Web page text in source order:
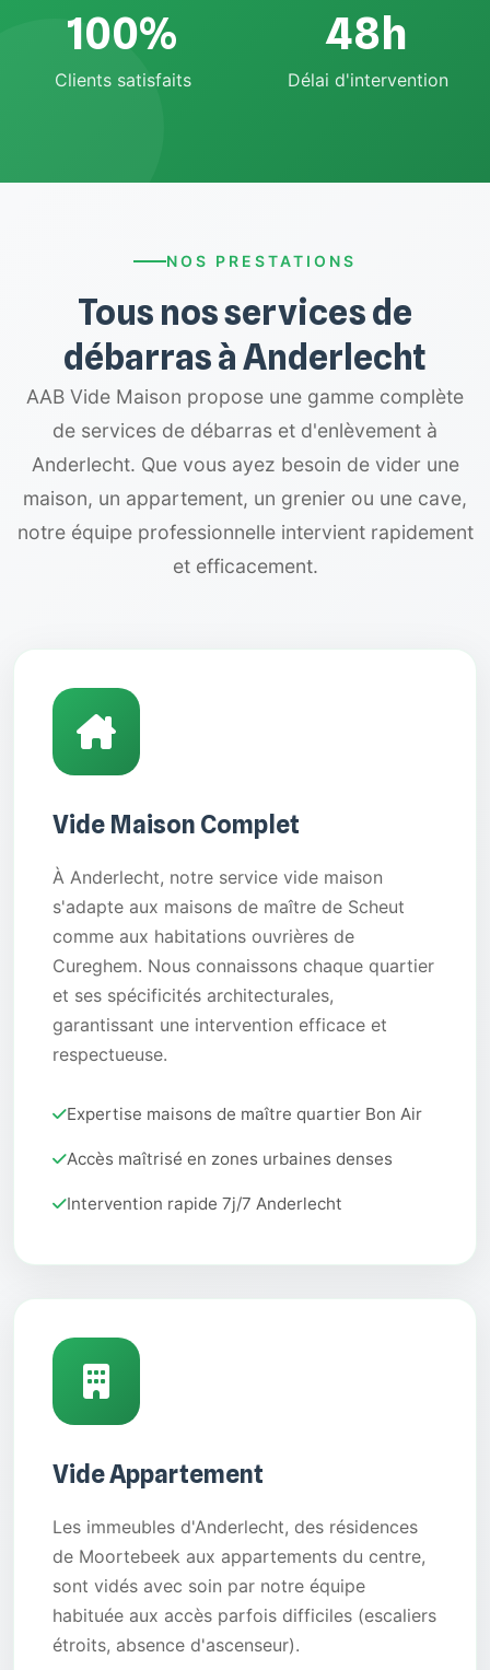
100%
Clients satisfaits
48h
Délai d'intervention
NOS PRESTATIONS
Tous nos services de
débarras à Anderlecht
AAB Vide Maison propose une gamme complète
de services de débarras et d'enlèvement à
Anderlecht. Que vous ayez besoin de vider une
maison, un appartement, un grenier ou une cave,
notre équipe professionnelle intervient rapidement
et efficacement.
Vide Maison Complet
À Anderlecht, notre service vide maison
s'adapte aux maisons de maître de Scheut
comme aux habitations ouvrières de
Cureghem. Nous connaissons chaque quartier
et ses spécificités architecturales,
garantissant une intervention efficace et
respectueuse.
Expertise maisons de maître quartier Bon Air
Accès maîtrisé en zones urbaines denses
Intervention rapide 7j/7 Anderlecht
Vide Appartement
Les immeubles d'Anderlecht, des résidences
de Moortebeek aux appartements du centre,
sont vidés avec soin par notre équipe
habituée aux accès parfois difficiles (escaliers
étroits, absence d'ascenseur).